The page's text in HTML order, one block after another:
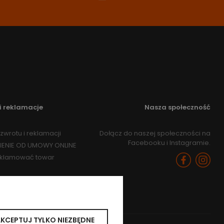
reklamacje
i reklamacji
OD UMOWY ONLINE
towar
Nasza społeczność
Dołącz do naszej społeczności na
Facebooku i Instagramie.
TYLKO NIEZBĘDNE